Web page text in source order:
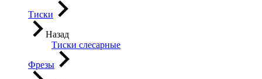
Тиски
Назад
Тиски слесарные
Фрезы